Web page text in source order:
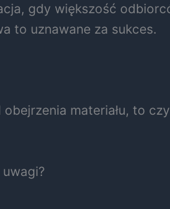
gdy większość
to uznawane za sukces.
materiału, to